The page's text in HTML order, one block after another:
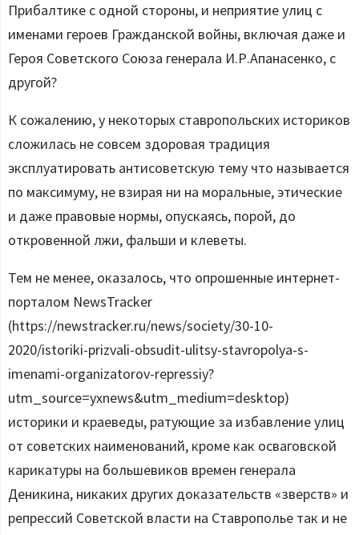
Прибалтике с одной стороны, и неприятие улиц с
именами героев Гражданской войны, включая даже и
Героя Советского Союза генерала И.Р.Апанасенко, с
другой?
К сожалению, у некоторых ставропольских историков
сложилась не совсем здоровая традиция
эксплуатировать антисоветскую тему что называется
по максимуму, не взирая ни на моральные, этические
и даже правовые нормы, опускаясь, порой, до
откровенной лжи, фальши и клеветы.
Тем не менее, оказалось, что опрошенные интернет-
порталом NewsTracker
(https://newstracker.ru/news/society/30-10-
2020/istoriki-prizvali-obsudit-ulitsy-stavropolya-s-
imenami-organizatorov-repressiy?
utm_source=yxnews&utm_medium=desktop)
историки и краеведы, ратующие за избавление улиц
от советских наименований, кроме как осваговской
карикатуры на большевиков времен генерала
Деникина, никаких других доказательств «зверств» и
репрессий Советской власти на Ставрополье так и не